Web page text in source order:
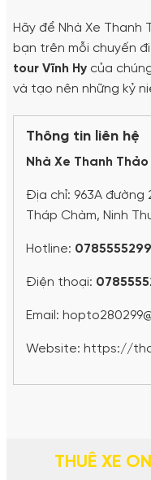
Hãy để Nhà Xe Thanh
bạn trên mỗi chuyến
tour Vĩnh Hy của
và tạo nên những kỷ
Thông tin liên hệ
Nhà Xe Thanh
Địa chỉ: 963A đường
Tháp Chàm, Ninh
Hotline: 0785555299
Điện thoại:
Email:
Website: https://
THUÊ XE